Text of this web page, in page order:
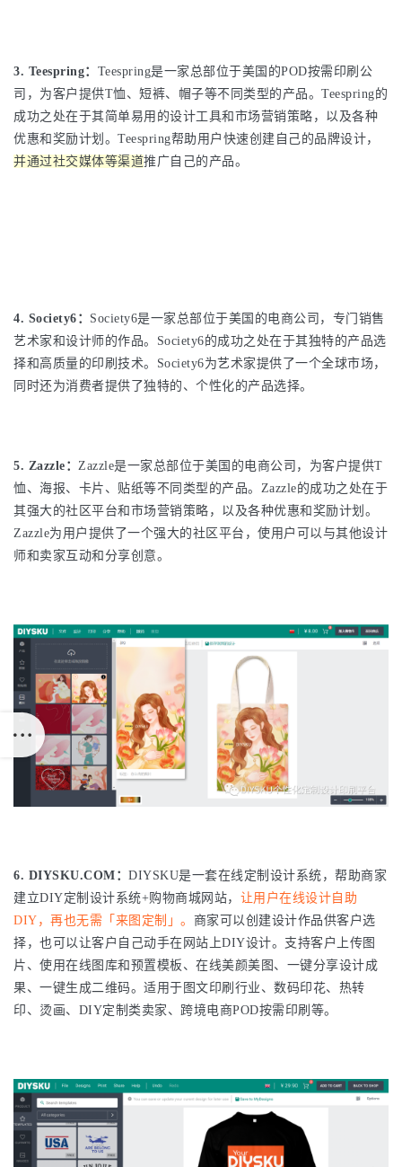
3. Teespring： Teespring是一家总部位于美国的POD按需印刷公
司，为客户提供T恤、短裤、帽子等不同类型的产品。Teespring的
成功之处在于其简单易用的设计工具和市场营销策略，以及各种
优惠和奖励计划。Teespring帮助用户快速创建自己的品牌设计，
并通过社交媒体等渠道推广自己的产品。
4. Society6： Society6是一家总部位于美国的电商公司，专门销售
艺术家和设计师的作品。Society6的成功之处在于其独特的产品选
择和高质量的印刷技术。Society6为艺术家提供了一个全球市场，
同时还为消费者提供了独特的、个性化的产品选择。
5. Zazzle： Zazzle是一家总部位于美国的电商公司，为客户提供T
恤、海报、卡片、贴纸等不同类型的产品。Zazzle的成功之处在于
其强大的社区平台和市场营销策略，以及各种优惠和奖励计划。
Zazzle为用户提供了一个强大的社区平台，使用户可以与其他设计
师和卖家互动和分享创意。
6. DIYSKU.COM： DIYSKU是一套在线定制设计系统，帮助商家
建立DIY定制设计系统+购物商城网站， 让用户在线设计自助
DIY，再也无需「来图定制」。 商家可以创建设计作品供客户选
择，也可以让客户自己动手在网站上DIY设计。支持客户上传图
片、使用在线图库和预置模板、在线美颜美图、一键分享设计成
果、一键生成二维码。适用于图文印刷行业、数码印花、热转
印、烫画、DIY定制类卖家、跨境电商POD按需印刷等。